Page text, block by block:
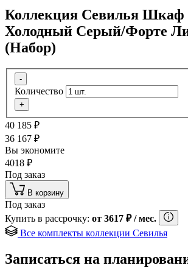
Коллекция Севилья Шкаф
Холодный Серый/Форте
(Набор)
-
Количество
+
40 185 ₽
36 167 ₽
Вы экономите
4018 ₽
Под заказ
В корзину
Под заказ
Купить в рассрочку: от 3617 ₽/ мес.
Все комплекты коллекции Севилья
Записаться на